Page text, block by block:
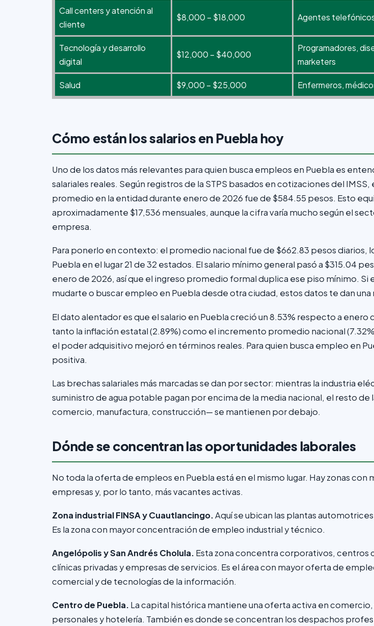
Call centers y atención al
cliente
$8,000 – $18,000 Agentes
Tecnología y desarrollo
digital
$12,000 – $40,000
Programadores,
marketers
Salud $9,000 – $25,000 Enfermeros,
Cómo están los salarios en Puebla hoy
Uno de los datos más relevantes para quien busca empleos en Puebla es
salariales reales. Según registros de la STPS basados en cotizaciones del IMSS,
promedio en la entidad durante enero de 2026 fue de $584.55 pesos. Esto
aproximadamente $17,536 mensuales, aunque la cifra varía mucho según el
empresa.
Para ponerlo en contexto: el promedio nacional fue de $662.83 pesos diarios,
Puebla en el lugar 21 de 32 estados. El salario mínimo general pasó a $315.04
enero de 2026, así que el ingreso promedio formal duplica ese piso mínimo. Si
mudarte o buscar empleo en Puebla desde otra ciudad, estos datos te dan
El dato alentador es que el salario en Puebla creció un 8.53% respecto a enero
tanto la inflación estatal (2.89%) como el incremento promedio nacional
el poder adquisitivo mejoró en términos reales. Para quien busca empleo en
positiva.
Las brechas salariales más marcadas se dan por sector: mientras la industria
suministro de agua potable pagan por encima de la media nacional, el resto de
comercio, manufactura, construcción— se mantienen por debajo.
Dónde se concentran las oportunidades laborales
No toda la oferta de empleos en Puebla está en el mismo lugar. Hay zonas con
empresas y, por lo tanto, más vacantes activas.
Zona industrial FINSA y Cuautlancingo.Aquí se ubican las plantas
Es la zona con mayor concentración de empleo industrial y técnico.
Angelópolis y San Andrés Cholula. Esta zona concentra corporativos, centros
clínicas privadas y empresas de servicios. Es el área con mayor oferta de
comercial y de tecnologías de la información.
Centro de Puebla. La capital histórica mantiene una oferta activa en
personales y hotelería. También es donde se concentran los despachos